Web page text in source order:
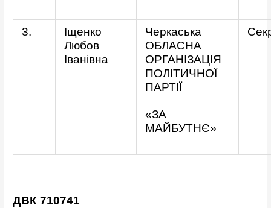
3.
Іщенко
Любов
Іванівна
Черкаська
ОБЛАСНА
ОРГАНІЗАЦІЯ
ПОЛІТИЧНОЇ
ПАРТІЇ
«ЗА
МАЙБУТНЄ»
ДВК 710741